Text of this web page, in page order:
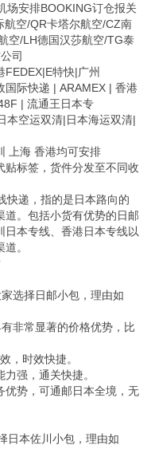
场安排BOOKING订仓报关
航空/QR卡塔尔航空/CZ南
空/LH德国汉莎航空/TG泰
司
特快|广州
国际快递 | ARAMEX | 香港
| 流通王日本专
本空运双清|日本海运双清|
上海 香港均可安排
贴标签，货件分发至不同收
快递，指的是日本路向的
道。包括小货有优势的日邮
本专线、香港日本专线以
。
选择日邮小包，理由如
非常显著的价格优势，比
，时效快捷。
强，通关快捷。
优势，可通邮日本全境，无
日本佐川小包，理由如